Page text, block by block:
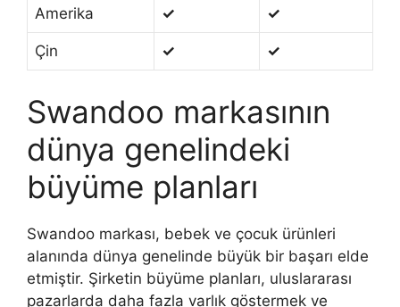
Amerika ✓ ✓
Çin ✓ ✓
Swandoo markasının
dünya genelindeki
büyüme planları
Swandoo markası, bebek ve çocuk ürünleri
alanında dünya genelinde büyük bir başarı elde
etmiştir. Şirketin büyüme planları, uluslararası
pazarlarda daha fazla varlık göstermek ve